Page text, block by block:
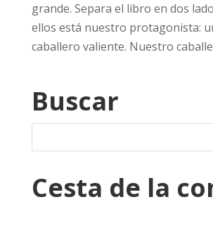
grande. Separa el libro en dos
ellos está nuestro protagonista:
caballero valiente. Nuestro
Buscar
Cesta de la